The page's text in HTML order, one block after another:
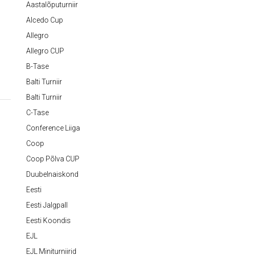
Aastalõputurniir
Alcedo Cup
Allegro
Allegro CUP
B-Tase
Balti Turniir
Balti Turniir
C-Tase
Conference Liiga
Coop
Coop Põlva CUP
Duubelnaiskond
Eesti
Eesti Jalgpall
Eesti Koondis
EJL
EJL Miniturniirid